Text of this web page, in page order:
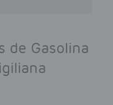
de Gasolina